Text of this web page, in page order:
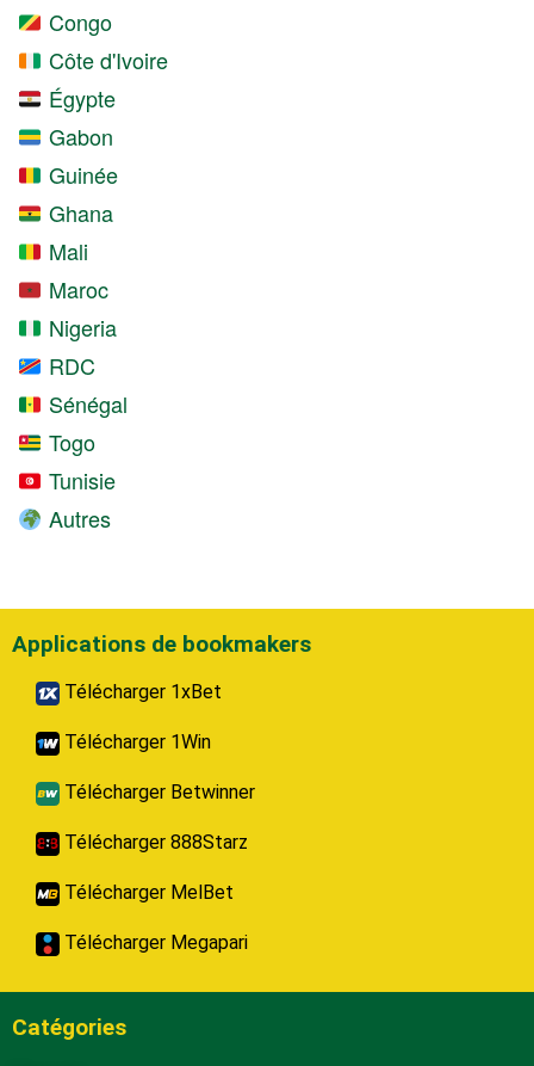
Congo
Côte d'Ivoire
Égypte
Gabon
Guinée
Ghana
Mali
Maroc
Nigeria
RDC
Sénégal
Togo
Tunisie
Autres
Applications de bookmakers
Télécharger 1xBet
Télécharger 1Win
Télécharger Betwinner
Télécharger 888Starz
Télécharger MelBet
Télécharger Megapari
Catégories